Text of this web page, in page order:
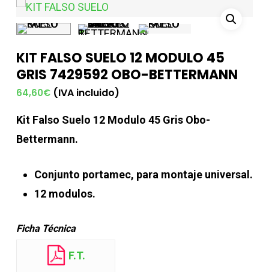
KIT FALSO SUELO 12 MODULO 45
GRIS 7429592 OBO-BETTERMANN
64,60€ (IVA incluido)
Kit Falso Suelo 12 Modulo 45 Gris Obo-
Bettermann.
Conjunto portamec, para montaje universal.
12 modulos.
Ficha Técnica
F.T.